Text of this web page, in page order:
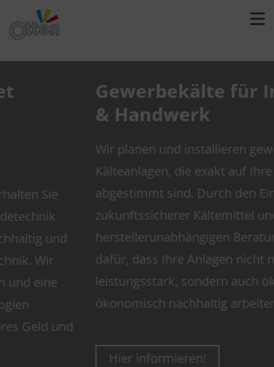
Gewerbekälte für Industrie
& Handwerk
Wir planen und installieren gewerbliche
Kälteanlagen, die exakt auf Ihre Prozesse
abgestimmt sind. Durch den Einsatz
zukunftssicherer Kältemittel und einer
herstellerunabhängigen Beratung sorgen wir
dafür, dass Ihre Anlagen nicht nur
leistungsstark, sondern auch ökologisch und
ökonomisch nachhaltig arbeiten.
Hier informieren!